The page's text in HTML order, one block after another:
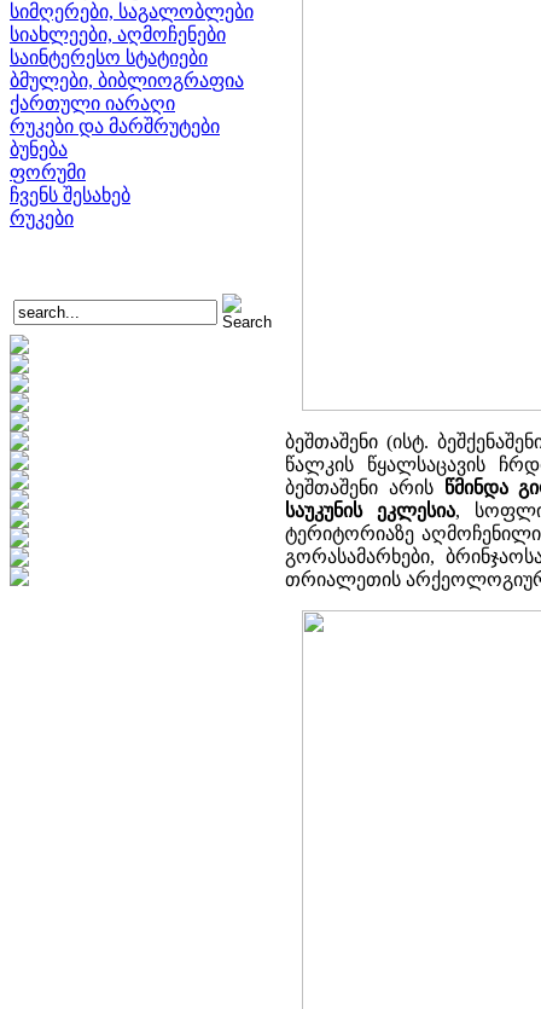
სიმღერები, საგალობლები
სიახლეები, აღმოჩენები
საინტერესო სტატიები
ბმულები, ბიბლიოგრაფია
ქართული იარაღი
რუკები და მარშრუტები
ბუნება
ფორუმი
ჩვენს შესახებ
რუკები
ბეშთაშენი (ისტ.
წალკის წყალსაცავის
ბეშთაშენი არისწმინდა
საუკუნის ეკლესია,
ტერიტორიაზე
გორასამარხები,
თრიალეთის